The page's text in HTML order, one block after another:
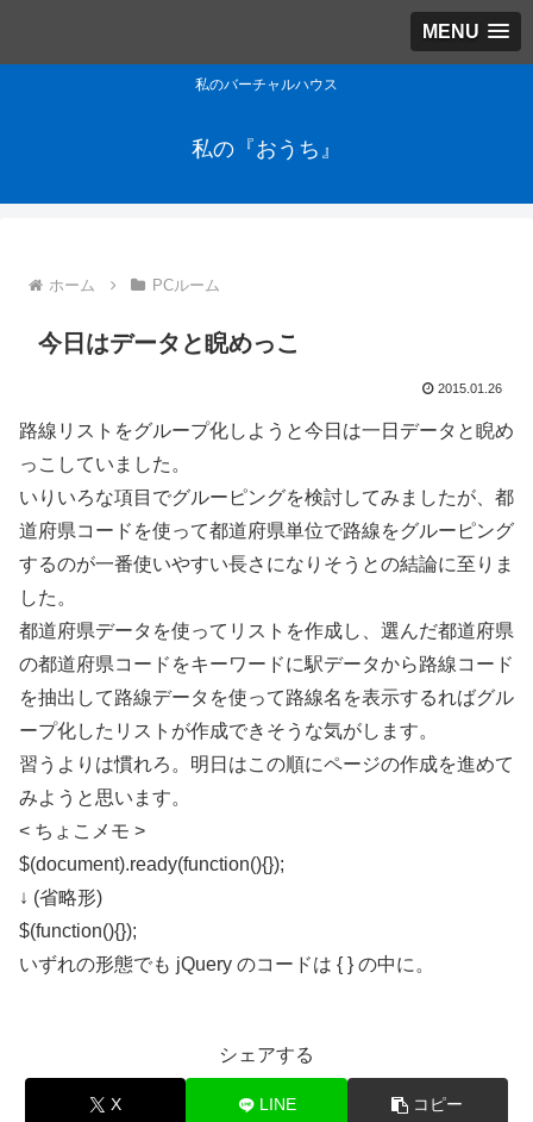
MENU
私のバーチャルハウス
私の『おうち』
ホーム PCルーム
今日はデータと睨めっこ
2015.01.26
路線リストをグループ化しようと今日は一日データと睨め
っこしていました。
いりいろな項目でグルーピングを検討してみましたが、都
道府県コードを使って都道府県単位で路線をグルーピング
するのが一番使いやすい長さになりそうとの結論に至りま
した。
都道府県データを使ってリストを作成し、選んだ都道府県
の都道府県コードをキーワードに駅データから路線コード
を抽出して路線データを使って路線名を表示するればグル
ープ化したリストが作成できそうな気がします。
習うよりは慣れろ。明日はこの順にページの作成を進めて
みようと思います。
< ちょこメモ >
$(document).ready(function(){});
↓ (省略形)
$(function(){});
いずれの形態でも jQuery のコードは { } の中に。
シェアする
X LINE コピー